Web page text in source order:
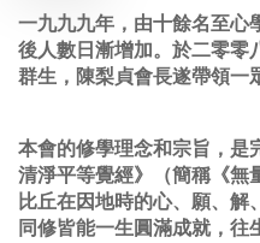
一九九九年，由十餘名至心
後人數日漸增加。於二零零
群生，陳梨貞會長遂帶領一
本會的修學理念和宗旨，是
清淨平等覺經》（簡稱《無
比丘在因地時的心、願、解
同修皆能一生圓滿成就，往